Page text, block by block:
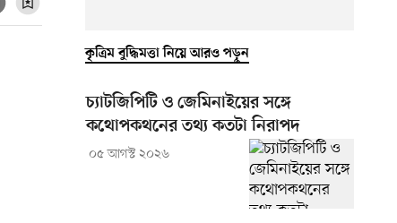
কৃত্রিম বুদ্ধিমত্তা নিয়ে আরও পড়ুন
চ্যাটজিপিটি ও জেমিনাইয়ের সঙ্গে
কথোপকথনের তথ্য কতটা নিরাপদ
০৫ আগস্ট ২০২৬